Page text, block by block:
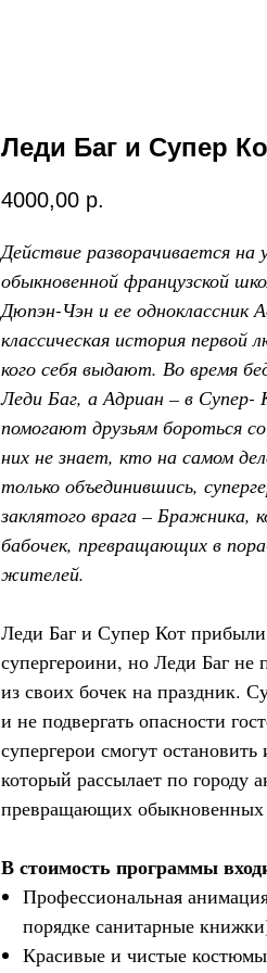
Леди Баг и Супер
4000,00 р.
Действие разворачивается
обыкновенной французской
Дюпэн-Чэн и ее одноклассник
классическая история
кого себя выдают. Во время
Леди Баг, а Адриан – в
помогают друзьям бороться
них не знает, кто на самом
только объединившись,
заклятого врага – Бражника,
бабочек, превращающих в
жителей.
Леди Баг и Супер Кот
супергероини, но Леди Баг не
из своих бочек на праздник.
и не подвергать опасности
супергерои смогут
который рассылает по
превращающих обыкновенных
В стоимость программы
Профессиональная
порядке санитарные
Красивые и чистые